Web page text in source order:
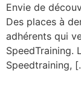
Envie de
Des places à
adhérents qui
SpeedTraining.
Speedtraining,